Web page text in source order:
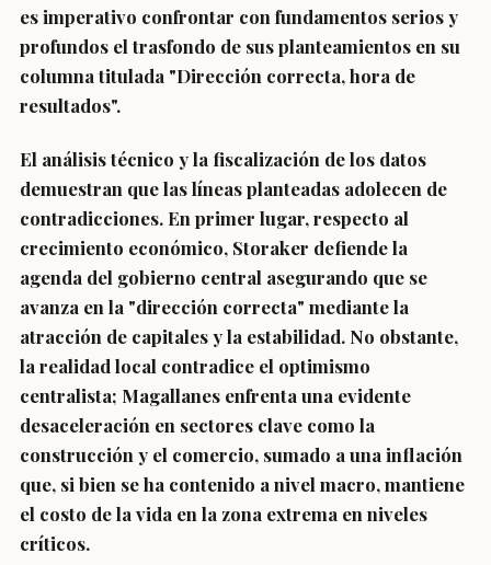
es imperativo confrontar con fundamentos serios y
profundos el trasfondo de sus planteamientos en su
columna titulada "Dirección correcta, hora de
resultados".
El análisis técnico y la fiscalización de los datos
demuestran que las líneas planteadas adolecen de
contradicciones. En primer lugar, respecto al
crecimiento económico, Storaker defiende la
agenda del gobierno central asegurando que se
avanza en la "dirección correcta" mediante la
atracción de capitales y la estabilidad. No obstante,
la realidad local contradice el optimismo
centralista; Magallanes enfrenta una evidente
desaceleración en sectores clave como la
construcción y el comercio, sumado a una inflación
que, si bien se ha contenido a nivel macro, mantiene
el costo de la vida en la zona extrema en niveles
críticos.